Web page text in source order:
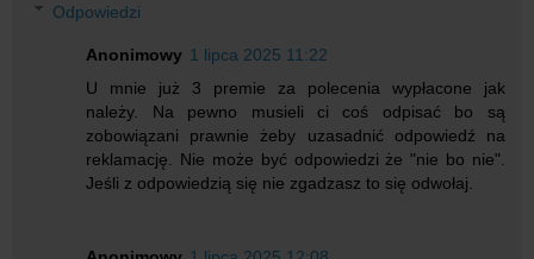
Odpowiedzi
Anonimowy 1 lipca 2025 11:22
U mnie już 3 premie za polecenia wypłacone jak
należy. Na pewno musieli ci coś odpisać bo są
zobowiązani prawnie żeby uzasadnić odpowiedź na
reklamację. Nie może być odpowiedzi że "nie bo nie".
Jeśli z odpowiedzią się nie zgadzasz to się odwołaj.